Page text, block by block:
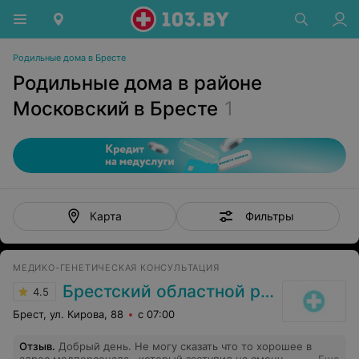
Родильные дома в Бресте
Родильные дома в районе
Московский в Бресте 1
Карта Фильтры
МЕДИКО-ГЕНЕТИЧЕСКАЯ КОНСУЛЬТАЦИЯ
4.5 Брестский областной родильный дом
Брест, ул. Кирова, 88 с 07:00
Отзыв. Добрый день. Не могу сказать что то хорошее в